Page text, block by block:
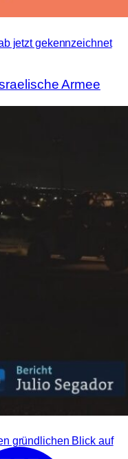
jetzt gekennzeichnet
Armee
gründlichen Blick auf